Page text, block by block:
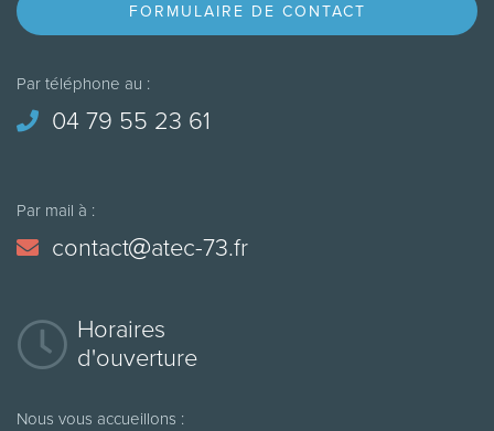
FORMULAIRE DE CONTACT
Par téléphone au :
04 79 55 23 61
Par mail à :
contact atec-73.fr
Horaires
d'ouverture
Nous vous accueillons :